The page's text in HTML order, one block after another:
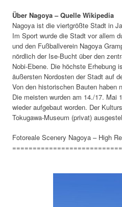
Über Nagoya – Quelle Wikipedia
Nagoya ist die viertgrößte Stadt in
Im Sport wurde die Stadt vor allem
und den Fußballverein Nagoya
nördlich der Ise-Bucht über den
Nobi-Ebene. Die höchste Erhebung
äußersten Nordosten der Stadt auf
Von den historischen Bauten haben
Die meisten wurden am 14./17. Mai
wieder aufgebaut worden. Der
Tokugawa-Museum (privat)
Fotoreale Scenery Nagoya – High